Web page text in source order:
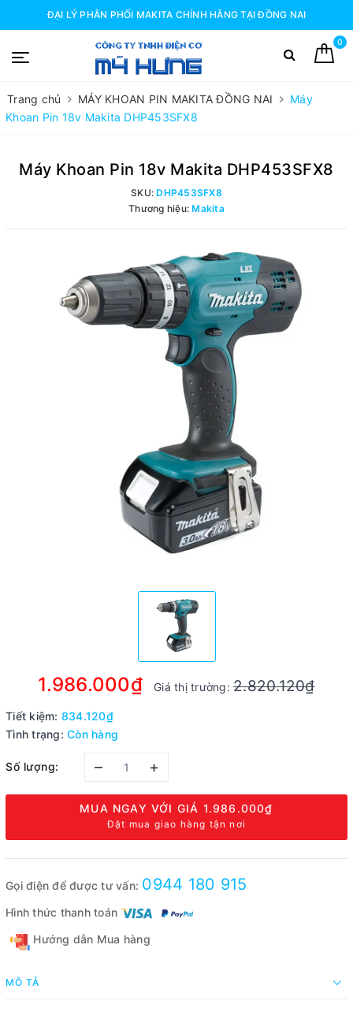
ĐẠI LÝ PHÂN PHỐI MAKITA CHÍNH HÃNG TẠI ĐỒNG NAI
0
Trang chủ MÁY KHOAN PIN MAKITA ĐỒNG NAI
Máy
Khoan Pin 18v Makita DHP453SFX8
Máy Khoan Pin 18v Makita DHP453SFX8
SKU:DHP453SFX8
Thương hiệu:Makita
1.986.000₫ Giá thị trường:2.820.120₫
Tiết kiệm: 834.120₫
Tình trạng: Còn hàng
Số lượng: – +
MUA NGAY VỚI GIÁ 1.986.000₫
Đặt mua giao hàng tận nơi
Gọi điện để được tư vấn: 0944 180 915
Hình thức thanh toán
Hướng dẫn Mua hàng
MÔ TẢ